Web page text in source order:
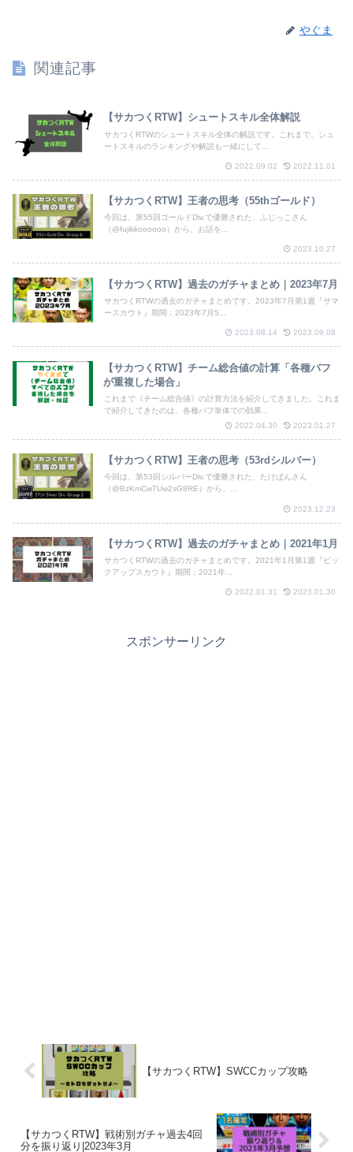
やぐま
関連記事
【サカつくRTW】シュートスキル全体解説
サカつくRTWのシュートスキル全体の解説です。これまで、シュ
ートスキルのランキングや解説も一緒にして...
2022.09.02 2022.11.01
【サカつくRTW】王者の思考（55thゴールド）
今回は、第55回ゴールドDiv.で優勝された、ふじっこさん
（@fujikkoooooo）から、お話を...
2023.10.27
【サカつくRTW】過去のガチャまとめ｜2023年7月
サカつくRTWの過去のガチャまとめです。2023年7月第1週『サマ
ースカウト』期間：2023年7月5...
2023.08.14 2023.09.08
【サカつくRTW】チーム総合値の計算「各種バフ
が重複した場合」
これまで《チーム総合値》の計算方法を紹介してきました。これま
で紹介してきたのは、各種バフ単体での効果...
2022.04.30
2023.01.27
【サカつくRTW】王者の思考（53rdシルバー）
今回は、第53回シルバーDiv.で優勝された、たけぱんさん
（@BzKmCw7Uw2sG8RE）から、...
2023.12.23
【サカつくRTW】過去のガチャまとめ｜2021年1月
サカつくRTWの過去のガチャまとめです。2021年1月第1週『ピッ
クアップスカウト』期間：2021年...
2022.01.31 2023.01.30
スポンサーリンク
【サカつくRTW】SWCCカップ攻略
【サカつくRTW】戦術別ガチャ過去4回
分を振り返り|2023年3月